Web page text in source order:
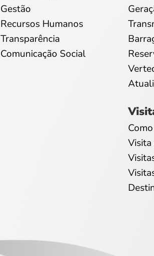
Gestão
Recursos Humanos
Transparência
Comunicação Social